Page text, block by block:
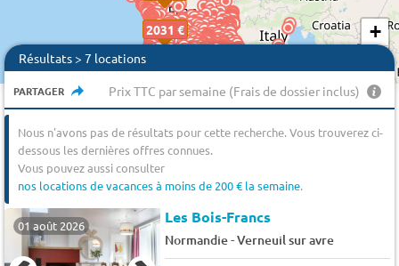
2031 €
+
Résultats > 7 locations
PARTAGER Prix TTC par semaine (Frais de dossier inclus)
Nous n'avons pas de résultats pour cette recherche. Vous trouverez ci-
dessous les dernières offres connues.
Vous pouvez aussi consulter
nos locations de vacances à moins de 200 € la semaine.
01 août 2026 Les Bois-Francs
Normandie-Verneuil sur avre